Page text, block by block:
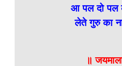
आ पल दो पल
लेते गुरु का
॥